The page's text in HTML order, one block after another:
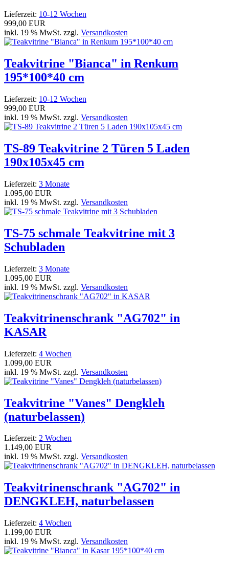
Lieferzeit: 10-12 Wochen
999,00 EUR
inkl. 19 % MwSt. zzgl. Versandkosten
Teakvitrine "Bianca" in Renkum
195*100*40 cm
Lieferzeit: 10-12 Wochen
999,00 EUR
inkl. 19 % MwSt. zzgl. Versandkosten
TS-89 Teakvitrine 2 Türen 5 Laden
190x105x45 cm
Lieferzeit: 3 Monate
1.095,00 EUR
inkl. 19 % MwSt. zzgl. Versandkosten
TS-75 schmale Teakvitrine mit 3
Schubladen
Lieferzeit: 3 Monate
1.095,00 EUR
inkl. 19 % MwSt. zzgl. Versandkosten
Teakvitrinenschrank "AG702" in
KASAR
Lieferzeit: 4 Wochen
1.099,00 EUR
inkl. 19 % MwSt. zzgl. Versandkosten
Teakvitrine "Vanes" Dengkleh
(naturbelassen)
Lieferzeit: 2 Wochen
1.149,00 EUR
inkl. 19 % MwSt. zzgl. Versandkosten
Teakvitrinenschrank "AG702" in
DENGKLEH, naturbelassen
Lieferzeit: 4 Wochen
1.199,00 EUR
inkl. 19 % MwSt. zzgl. Versandkosten